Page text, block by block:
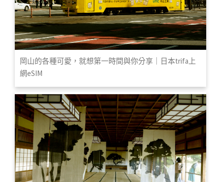
岡山的各種可愛，就想第一時間與你分享｜日本trifa上
網eSIM